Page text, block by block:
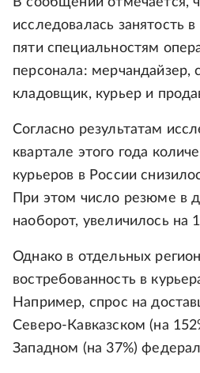
исследовалась занятость
пяти специальностям
персонала: мерчандайзер,
кладовщик, курьер и
Согласно результатам
квартале этого года
курьеров в России
При этом число резюме в
наоборот, увеличилось на
Однако в отдельных
востребованность в
Например, спрос на
Северо-Кавказском (на
Западном (на 37%)